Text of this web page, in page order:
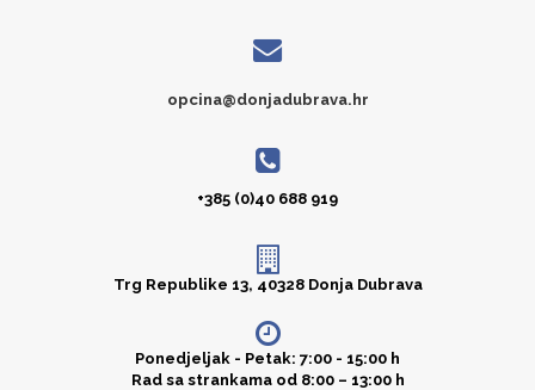
opcina@donjadubrava.hr
+385 (0)40 688 919
Trg Republike 13, 40328 Donja Dubrava
Ponedjeljak - Petak: 7:00 - 15:00 h
Rad sa strankama od 8:00 – 13:00 h